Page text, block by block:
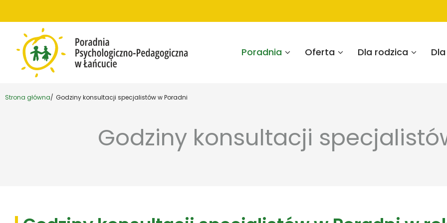
Poradnia Oferta Dla rodzica
Strona główna Godziny konsultacji specjalistów w Poradni
Godziny konsultacji